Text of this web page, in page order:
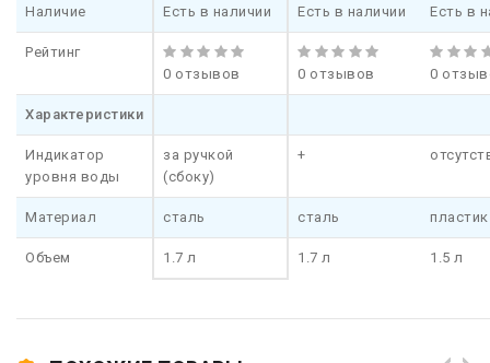
Наличие Есть в наличии Есть в наличии Есть в
Рейтинг
0 отзывов
0 отзывов 0
Характеристики
Индикатор
уровня воды
за ручкой
(сбоку)
+
Материал сталь сталь пластик
Объем 1.7 л 1.7 л 1.5 л